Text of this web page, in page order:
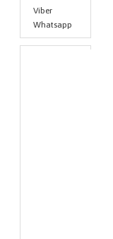
Viber
Whatsapp